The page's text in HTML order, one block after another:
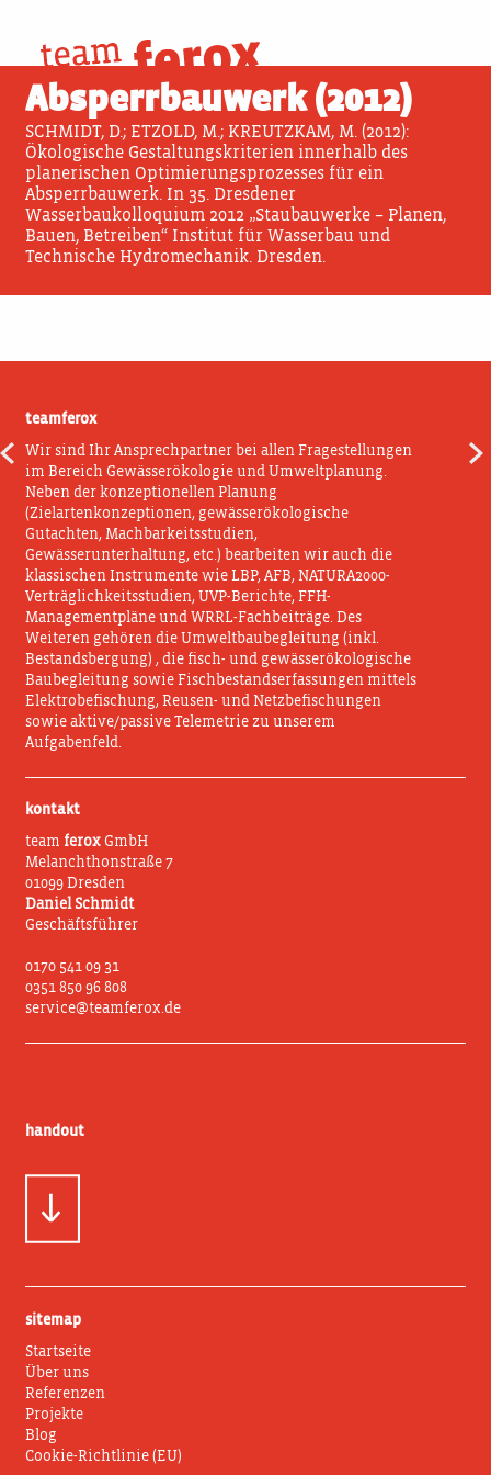
content19. April 2019
Absperrbauwerk (2012)
SCHMIDT, D.; ETZOLD, M.; KREUTZKAM, M. (2012):
Ökologische Gestaltungskriterien innerhalb des
planerischen Optimierungsprozesses für ein
Absperrbauwerk. In 35. Dresdener
Wasserbaukolloquium 2012 „Staubauwerke – Planen,
Bauen, Betreiben“ Institut für Wasserbau und
Technische Hydromechanik. Dresden.
Beitragsnavigation
teamferox
Wir sind Ihr Ansprechpartner bei allen Fragestellungen
im Bereich Gewässerökologie und Umweltplanung.
Neben der konzeptionellen Planung
(Zielartenkonzeptionen, gewässerökologische
Gutachten, Machbarkeitsstudien,
Gewässerunterhaltung, etc.) bearbeiten wir auch die
klassischen Instrumente wie LBP, AFB, NATURA2000-
Verträglichkeitsstudien, UVP-Berichte, FFH-
Managementpläne und WRRL-Fachbeiträge. Des
Weiteren gehören die Umweltbaubegleitung (inkl.
Bestandsbergung) , die fisch- und gewässerökologische
Baubegleitung sowie Fischbestandserfassungen mittels
Elektrobefischung, Reusen- und Netzbefischungen
sowie aktive/passive Telemetrie zu unserem
Aufgabenfeld.
kontakt
team ferox GmbH
Melanchthonstraße 7
01099 Dresden
Daniel Schmidt
Geschäftsführer
0170 541 09 31
0351 850 96 808
service@teamferox.de
handout
sitemap
Startseite
Über uns
Referenzen
Projekte
Blog
Cookie-Richtlinie (EU)